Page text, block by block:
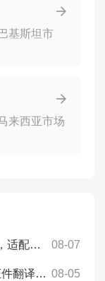
基斯坦市
来西亚市场
北京翻译公司工程标书合同翻译 ，适配跨境项目申报！众赞翻译 08-07
北京翻译公司 | 出国留学全流程证件翻译，一站式文书处理！众赞翻译 08-05